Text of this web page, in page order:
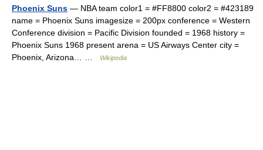
Phoenix Suns — NBA team color1 = #FF8800 color2 = #423189
name = Phoenix Suns imagesize = 200px conference = Western
Conference division = Pacific Division founded = 1968 history =
Phoenix Suns 1968 present arena = US Airways Center city =
Phoenix, Arizona… …
Wikipedia